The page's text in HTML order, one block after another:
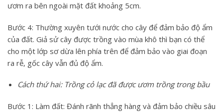
ươm ra bên ngoài mặt đất khoảng 5cm.
Bước 4: Thường xuyên tưới nước cho cây để đảm bảo độ ẩm
của đất. Giả sử cây được trồng vào mùa khô thì bạn có thể
cho một lớp sơ dừa lên phía trên để đảm bảo vào giai đoạn
ra rễ, gốc cây vẫn đủ độ ẩm.
Cách thứ hai: Trồng cỏ lạc đã được ươm trồng trong bầu
Bước 1: Làm đất: Đánh rãnh thẳng hàng và đảm bảo chiều sâu